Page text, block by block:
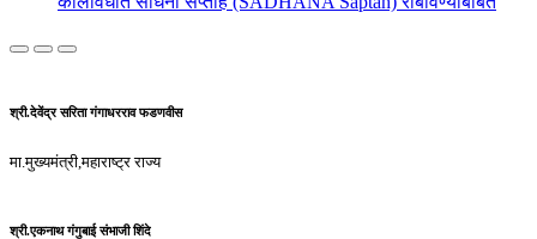
श्री.देवेंद्र सरिता गंगाधरराव फडणवीस
मा.मुख्यमंत्री,महाराष्ट्र राज्य
श्री.एकनाथ गंगुबाई संभाजी शिंदे